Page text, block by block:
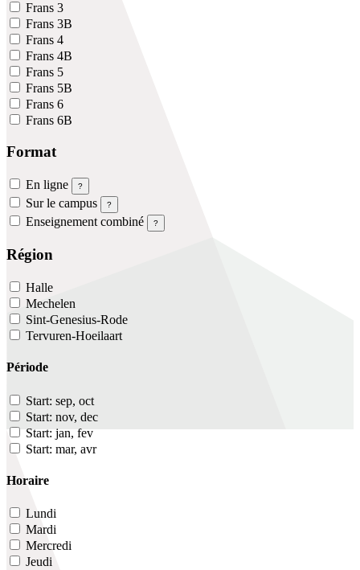
Frans 3
Frans 3B
Frans 4
Frans 4B
Frans 5
Frans 5B
Frans 6
Frans 6B
Format
En ligne ?
Sur le campus ?
Enseignement combiné ?
Région
Halle
Mechelen
Sint-Genesius-Rode
Tervuren-Hoeilaart
Période
Start: sep, oct
Start: nov, dec
Start: jan, fev
Start: mar, avr
Horaire
Lundi
Mardi
Mercredi
Jeudi